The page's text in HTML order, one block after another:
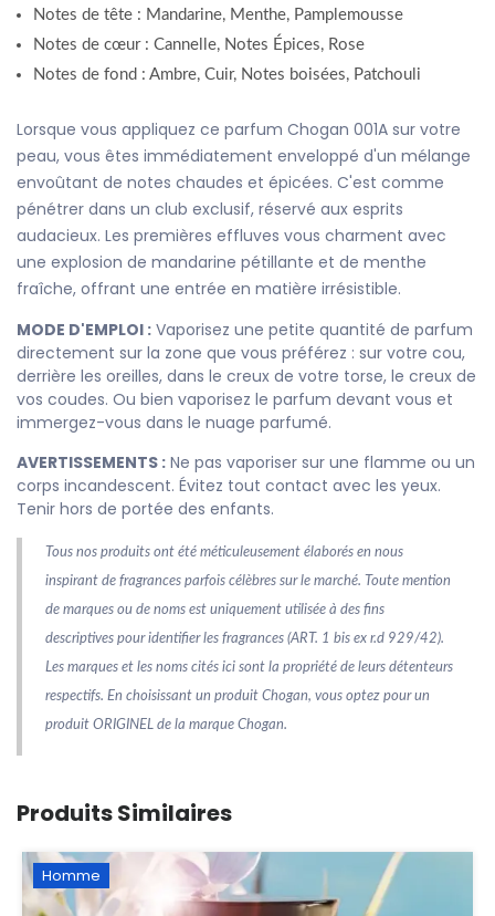
Notes de tête : Mandarine, Menthe, Pamplemousse
Notes de cœur : Cannelle, Notes Épices, Rose
Notes de fond : Ambre, Cuir, Notes boisées, Patchouli
Lorsque vous appliquez ce parfum Chogan 001A sur votre
peau, vous êtes immédiatement enveloppé d'un mélange
envoûtant de notes chaudes et épicées. C'est comme
pénétrer dans un club exclusif, réservé aux esprits
audacieux. Les premières effluves vous charment avec
une explosion de mandarine pétillante et de menthe
fraîche, offrant une entrée en matière irrésistible.
MODE D'EMPLOI : Vaporisez une petite quantité de parfum
directement sur la zone que vous préférez : sur votre cou,
derrière les oreilles, dans le creux de votre torse, le creux de
vos coudes. Ou bien vaporisez le parfum devant vous et
immergez-vous dans le nuage parfumé.
AVERTISSEMENTS : Ne pas vaporiser sur une flamme ou un
corps incandescent. Évitez tout contact avec les yeux.
Tenir hors de portée des enfants.
Tous nos produits ont été méticuleusement élaborés en nous
inspirant de fragrances parfois célèbres sur le marché. Toute mention
de marques ou de noms est uniquement utilisée à des fins
descriptives pour identifier les fragrances (ART. 1 bis ex r.d 929/42).
Les marques et les noms cités ici sont la propriété de leurs détenteurs
respectifs. En choisissant un produit Chogan, vous optez pour un
produit ORIGINEL de la marque Chogan.
Produits Similaires
Homme